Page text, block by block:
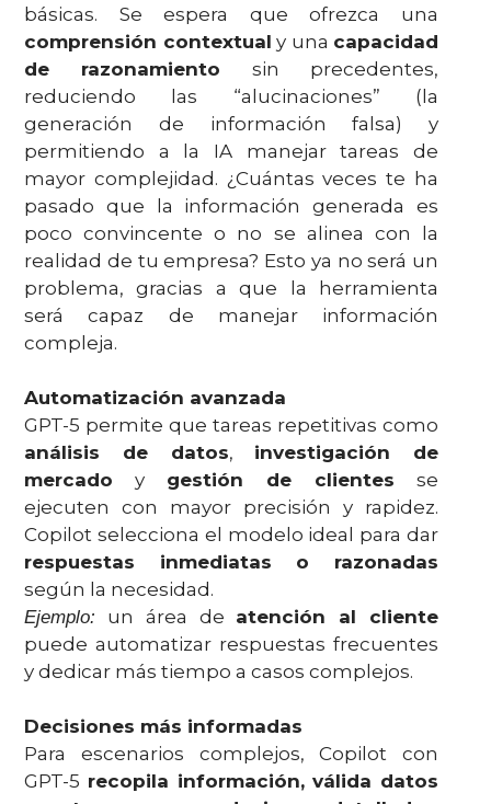
básicas. Se espera que ofrezca una
comprensión contextual y una capacidad
de razonamiento sin precedentes,
reduciendo las “alucinaciones” (la
generación de información falsa) y
permitiendo a la IA manejar tareas de
mayor complejidad. ¿Cuántas veces te ha
pasado que la información generada es
poco convincente o no se alinea con la
realidad de tu empresa? Esto ya no será un
problema, gracias a que la herramienta
será capaz de manejar información
compleja.
Automatización avanzada
GPT-5 permite que tareas repetitivas como
análisis de datos, investigación de
mercado y gestión de clientes se
ejecuten con mayor precisión y rapidez.
Copilot selecciona el modelo ideal para dar
respuestas inmediatas o razonadas
según la necesidad.
Ejemplo: un área de atención al cliente
puede automatizar respuestas frecuentes
y dedicar más tiempo a casos complejos.
Decisiones más informadas
Para escenarios complejos, Copilot con
GPT-5 recopila información, válida datos